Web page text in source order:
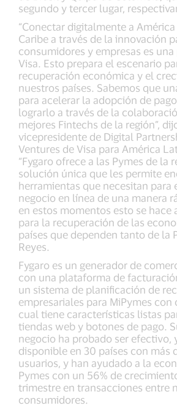
segundo y tercer lugar,
“Conectar digitalmente a
Caribe a través de la innovación
consumidores y empresas es
Visa. Esto prepara el escenario
recuperación económica y el
nuestros países. Sabemos que
para acelerar la adopción de
lograrlo a través de la
mejores Fintechs de la región”,
vicepresidente de Digital
Ventures de Visa para América
“Fygaro ofrece a las Pymes de la
solución única que les permite
herramientas que necesitan para
negocio en línea de una manera
en estos momentos esto se hace
para la recuperación de las
países que dependen tanto de la
Reyes.
Fygaro es un generador de
con una plataforma de
un sistema de planificación de
empresariales para MiPymes
cual tiene características listas
tiendas web y botones de pago.
negocio ha probado ser efectivo,
disponible en 30 países con más
usuarios, y han ayudado a la
Pymes con un 56% de
trimestre en transacciones entre
consumidores.